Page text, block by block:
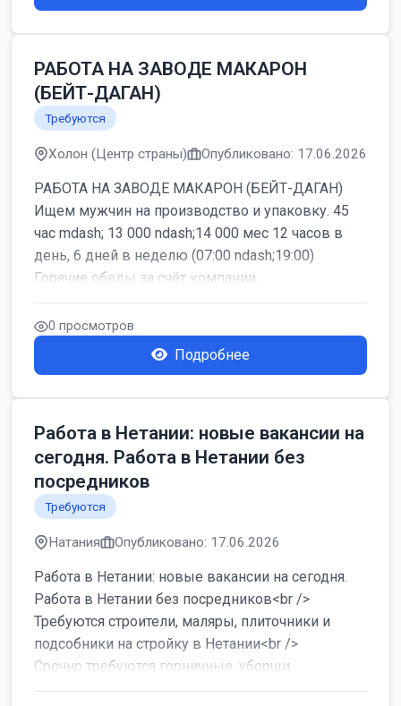
РАБОТА НА ЗАВОДЕ МАКАРОН
(БЕЙТ-ДАГАН)
Требуются
Холон (Центр страны) Опубликовано: 17.06.2026
РАБОТА НА ЗАВОДЕ МАКАРОН (БЕЙТ-ДАГАН)
Ищем мужчин на производство и упаковку. 45
час mdash; 13 000 ndash;14 000 мес 12 часов в
день, 6 дней в неделю (07:00 ndash;19:00)
Горячие обеды за счёт компании ...
0 просмотров
Подробнее
Работа в Нетании: новые вакансии на
сегодня. Работа в Нетании без
посредников
Требуются
Натания Опубликовано: 17.06.2026
Работа в Нетании: новые вакансии на сегодня.
Работа в Нетании без посредников<br />
Требуются строители, маляры, плиточники и
подсобники на стройку в Нетании<br />
Срочно требуются горничные, уборщи...